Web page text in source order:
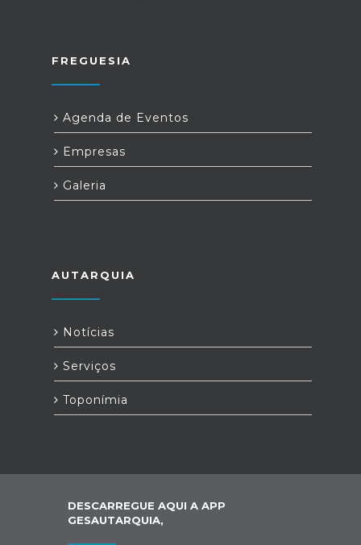
FREGUESIA
Agenda de Eventos
Empresas
Galeria
AUTARQUIA
Notícias
Serviços
Toponímia
DESCARREGUE AQUI A APP
GESAUTARQUIA,